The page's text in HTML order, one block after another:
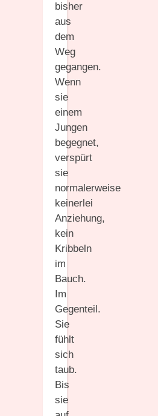
bisher
aus
dem
Weg
gegangen.
Wenn
sie
einem
Jungen
begegnet,
verspürt
sie
normalerweise
keinerlei
Anziehung,
kein
Kribbeln
im
Bauch.
Im
Gegenteil.
Sie
fühlt
sich
taub.
Bis
sie